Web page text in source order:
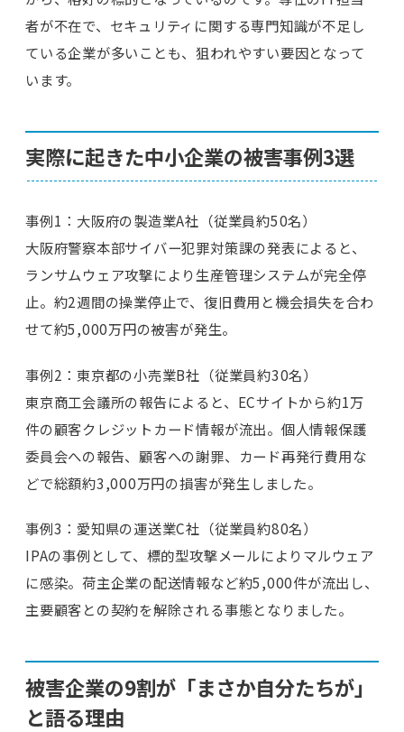
者が不在で、セキュリティに関する専門知識が不足し
ている企業が多いことも、狙われやすい要因となって
います。
実際に起きた中小企業の被害事例3選
事例1：大阪府の製造業A社（従業員約50名）
大阪府警察本部サイバー犯罪対策課の発表によると、
ランサムウェア攻撃により生産管理システムが完全停
止。約2週間の操業停止で、復旧費用と機会損失を合わ
せて約5,000万円の被害が発生。
事例2：東京都の小売業B社（従業員約30名）
東京商工会議所の報告によると、ECサイトから約1万
件の顧客クレジットカード情報が流出。個人情報保護
委員会への報告、顧客への謝罪、カード再発行費用な
どで総額約3,000万円の損害が発生しました。
事例3：愛知県の運送業C社（従業員約80名）
IPAの事例として、標的型攻撃メールによりマルウェア
に感染。荷主企業の配送情報など約5,000件が流出し、
主要顧客との契約を解除される事態となりました。
被害企業の9割が「まさか自分たちが」
と語る理由